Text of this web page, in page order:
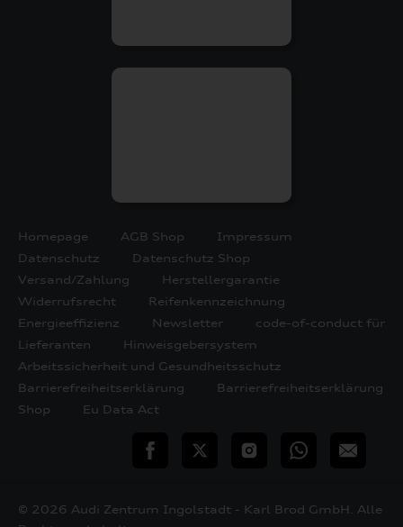
Homepage AGB Shop
Impressum
Datenschutz
Datenschutz Shop
Versand/Zahlung
Herstellergarantie
Widerrufsrecht
Reifenkennzeichnung
Energieeffizienz
Newsletter
code-of-conduct für
Lieferanten
Hinweisgebersystem
Arbeitssicherheit und Gesundheitsschutz
Barrierefreiheitserklärung
Barrierefreiheitserklärung
Shop
Eu Data Act
teilen Twitter InstagramWhatsApp
E-
© 2026 Audi Zentrum Ingolstadt - Karl Brod GmbH. Alle